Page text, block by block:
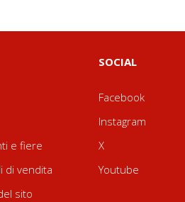
e fiere
di vendita
sito
SOCIAL
Facebook
Instagram
X
Youtube